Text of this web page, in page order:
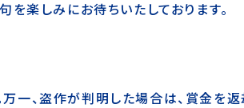
を楽しみにお待ちいたしております。
一、盗作が判明した場合は、賞金を返